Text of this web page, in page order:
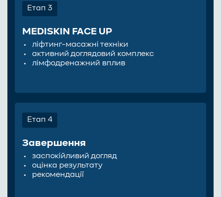
Етап 3
MEDISKIN FACE UP
ліфтинг-масажні техніки
активний доглядовий комплекс
лімфодренажний вплив
Етап 4
Завершення
заспокійливий догляд
оцінка результату
рекомендації